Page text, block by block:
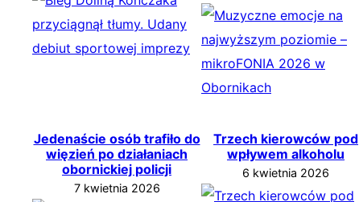
Jedenaście osób trafiło do
więzień po działaniach
obornickiej policji
7 kwietnia 2026
Trzech kierowców pod
wpływem alkoholu
6 kwietnia 2026